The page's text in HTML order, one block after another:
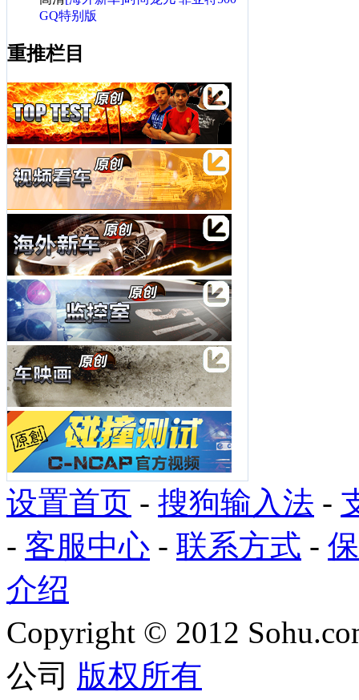
GQ特别版
重推栏目
设置首页 - 搜狗输入法 -
- 客服中心 - 联系方式 -
介绍
Copyright © 2012
公司 版权所有